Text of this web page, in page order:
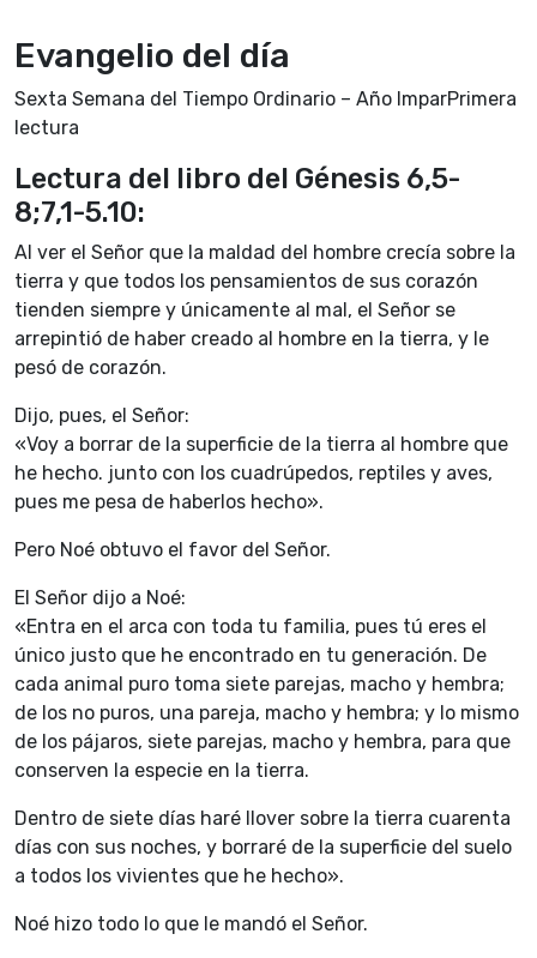
Evangelio del día
Sexta Semana del Tiempo Ordinario – Año ImparPrimera
lectura
Lectura del libro del Génesis 6,5-
8;7,1-5.10:
Al ver el Señor que la maldad del hombre crecía sobre la
tierra y que todos los pensamientos de sus corazón
tienden siempre y únicamente al mal, el Señor se
arrepintió de haber creado al hombre en la tierra, y le
pesó de corazón.
Dijo, pues, el Señor:
«Voy a borrar de la superficie de la tierra al hombre que
he hecho. junto con los cuadrúpedos, reptiles y aves,
pues me pesa de haberlos hecho».
Pero Noé obtuvo el favor del Señor.
El Señor dijo a Noé:
«Entra en el arca con toda tu familia, pues tú eres el
único justo que he encontrado en tu generación. De
cada animal puro toma siete parejas, macho y hembra;
de los no puros, una pareja, macho y hembra; y lo mismo
de los pájaros, siete parejas, macho y hembra, para que
conserven la especie en la tierra.
Dentro de siete días haré llover sobre la tierra cuarenta
días con sus noches, y borraré de la superficie del suelo
a todos los vivientes que he hecho».
Noé hizo todo lo que le mandó el Señor.